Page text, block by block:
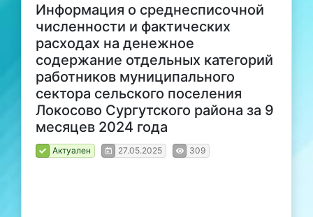
Информация о среднесписочной
численности и фактических
расходах на денежное
содержание отдельных категорий
работников муниципального
сектора сельского поселения
Локосово Сургутского района за 9
месяцев 2024 года
Актуален 27.05.2025 309